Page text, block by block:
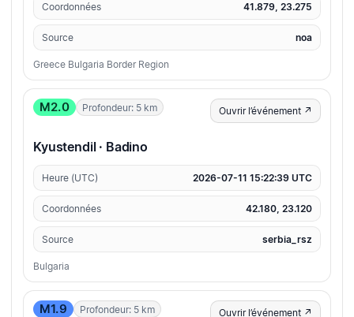
Coordonnées 41.879, 23.275
Source noa
Greece Bulgaria Border Region
M2.0 Profondeur: 5 km Ouvrir l’événement ↗
Kyustendil · Badino
Heure (UTC) 2026-07-11 15:22:39 UTC
Coordonnées 42.180, 23.120
Source serbia_rsz
Bulgaria
M1.9 Profondeur: 5 km Ouvrir l’événement ↗